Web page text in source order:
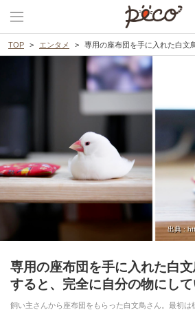
TOP エンタメ 専用の座布団を手に入れた白文鳥さん。しばらく
出典 :
専用の座布団を手に入れた白
すると、完全に自分の物にし
飼い主さんから座布団をもらった白文鳥さん。最初は